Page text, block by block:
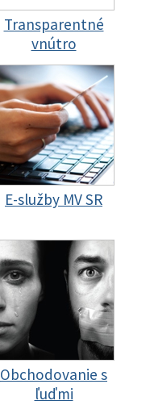
Transparentné
vnútro
E-služby MV SR
Obchodovanie s
ľuďmi